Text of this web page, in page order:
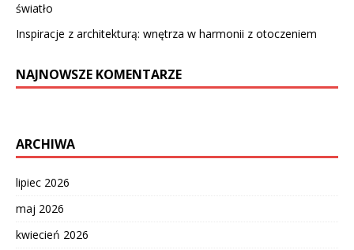
światło
Inspiracje z architekturą: wnętrza w harmonii z otoczeniem
NAJNOWSZE KOMENTARZE
ARCHIWA
lipiec 2026
maj 2026
kwiecień 2026